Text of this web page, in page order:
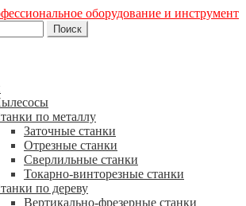
Поиск
по металлу
Заточные станки
Отрезные станки
Сверлильные станки
Токарно-винторезные станки
по дереву
Вертикально-фрезерные станки